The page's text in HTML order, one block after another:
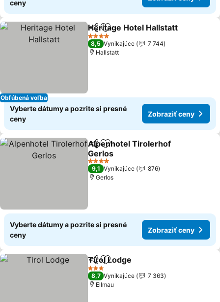
ceny
Obľúbená voľba
ZdieľaťPridať do obľúbených
Heritage Hotel Hallstatt
4 Počet hviezdičiek
8,5 Vynikajúce
7 744
Hallstatt
Vyberte dátumy a pozrite si presné
ceny
Zobraziť ceny
ZdieľaťPridať do obľúbených
Alpenhotel Tirolerhof
Gerlos
4 Počet hviezdičiek
9,1 Vynikajúce
876
Gerlos
Vyberte dátumy a pozrite si presné
ceny
Zobraziť ceny
ZdieľaťPridať do obľúbených
Tirol Lodge
3 Počet hviezdičiek
8,7 Vynikajúce
7 363
Ellmau